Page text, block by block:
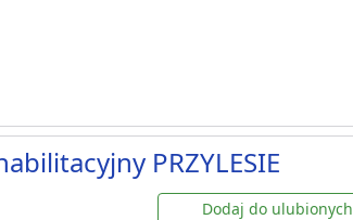
PRZYLESIE
Dodaj do ulubionych